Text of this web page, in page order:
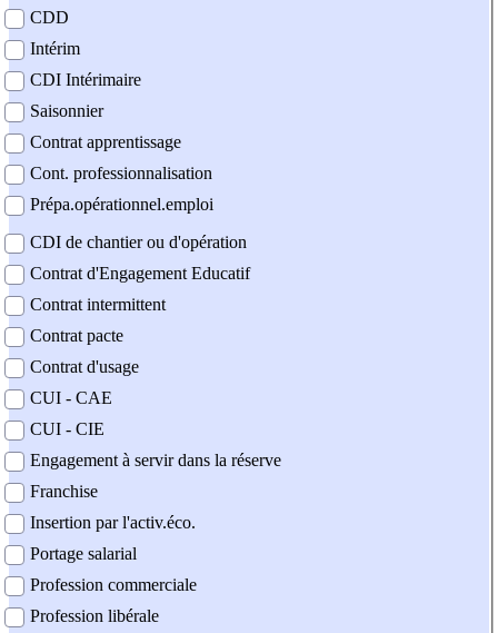
CDD
Intérim
CDI Intérimaire
Saisonnier
Contrat apprentissage
Cont. professionnalisation
Prépa.opérationnel.emploi
CDI de chantier ou d'opération
Contrat d'Engagement Educatif
Contrat intermittent
Contrat pacte
Contrat d'usage
CUI - CAE
CUI - CIE
Engagement à servir dans la réserve
Franchise
Insertion par l'activ.éco.
Portage salarial
Profession commerciale
Profession libérale